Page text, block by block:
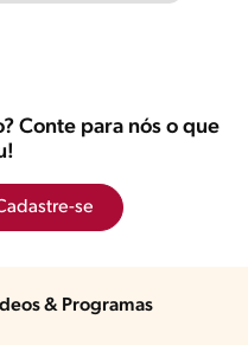
Conte para nós o que
se
& Programas​